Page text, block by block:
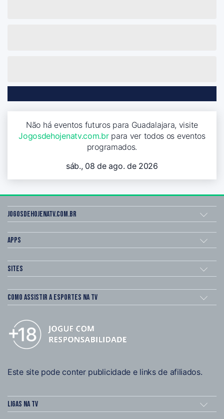
Não há eventos futuros para Guadalajara, visite
Jogosdehojenatv.com.brpara ver todos os eventos
programados.
sáb., 08 de ago. de 2026
Jogosdehojenatv.com.br
Apps
Sites
Como assistir a esportes na TV
Este site pode conter publicidade e links de afiliados.
Ligas na TV